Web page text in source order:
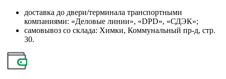
доставка до двери/терминала транспортными
компаниями: «Деловые линии», «DPD», «СДЭК»;
самовывоз со склада: Химки, Коммунальный пр-д, стр.
30.